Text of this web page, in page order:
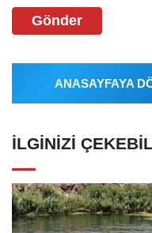
Gönder
ANASAYFAYA
İLGINIZI